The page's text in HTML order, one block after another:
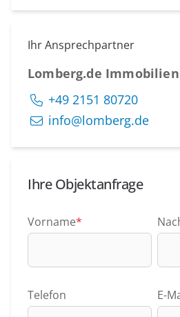
Ihr Ansprechpartner
Lomberg.de Immobilien
+49 2151 80720
info@lomberg.de
Ihre Objektanfrage
Vorname*
Telefon E-